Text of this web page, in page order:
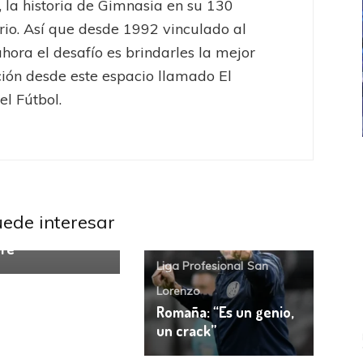
la historia de Gimnasia en su 130
Así que desde 1992 vinculado al
el desafío es brindarles la mejor
desde este espacio llamado El
Fútbol.
interesar
campeón
Liga Profesional San
Lorenzo
Romaña: “Es un genio,
un crack”